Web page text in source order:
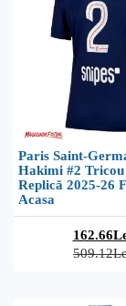
Paris Saint-
Hakimi #2
Replică 2025-26
Acasa